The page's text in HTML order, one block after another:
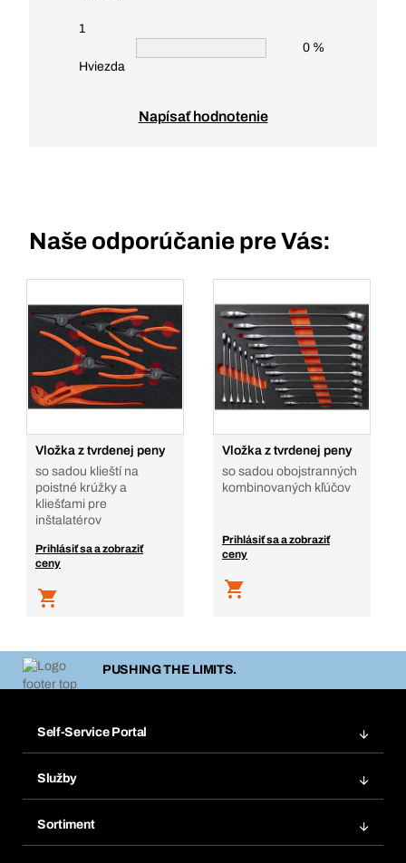
1
Hviezda
0 %
Napísať hodnotenie
Naše odporúčanie pre Vás:
Vložka z tvrdenej peny
so sadou klieští na
poistné krúžky a
kliešťami pre
inštalatérov
Prihlásiť sa a zobraziť
ceny
Vložka z tvrdenej peny
so sadou obojstranných
kombinovaných kľúčov
Prihlásiť sa a zobraziť
ceny
PUSHING THE LIMITS.
Self-Service Portal
Obľúbené
Opakované objednávky
Služby
Sortiment